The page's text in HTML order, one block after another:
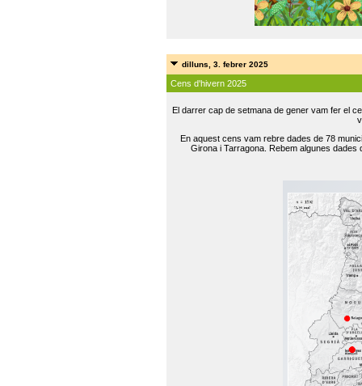
dilluns, 3. febrer 2025
Cens d'hivern 2025
El darrer cap de setmana de gener vam fer el
En aquest cens vam rebre dades de 78
Girona i Tarragona. Rebem algunes